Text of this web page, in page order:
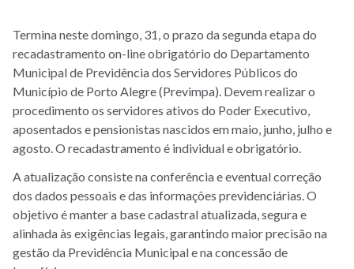
Termina neste domingo, 31, o prazo da segunda etapa do
recadastramento on-line obrigatório do Departamento
Municipal de Previdência dos Servidores Públicos do
Município de Porto Alegre (Previmpa). Devem realizar o
procedimento os servidores ativos do Poder Executivo,
aposentados e pensionistas nascidos em maio, junho, julho e
agosto. O recadastramento é individual e obrigatório.
A atualização consiste na conferência e eventual correção
dos dados pessoais e das informações previdenciárias. O
objetivo é manter a base cadastral atualizada, segura e
alinhada às exigências legais, garantindo maior precisão na
gestão da Previdência Municipal e na concessão de